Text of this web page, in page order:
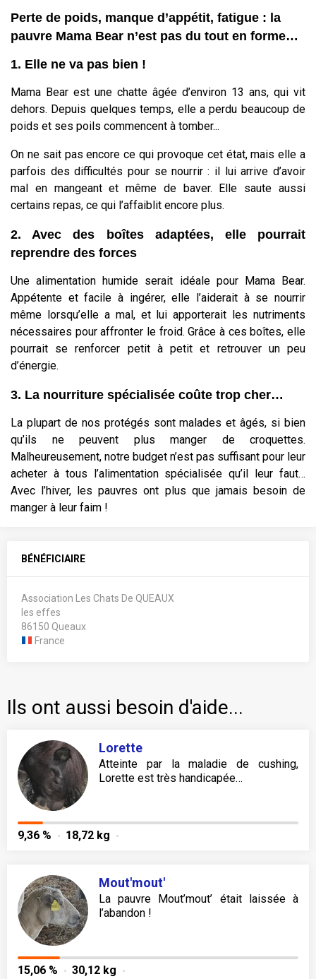
Perte de poids, manque d’appétit, fatigue : la
pauvre Mama Bear n’est pas du tout en forme…
1. Elle ne va pas bien !
Mama Bear est une chatte âgée d’environ 13 ans, qui vit
dehors. Depuis quelques temps, elle a perdu beaucoup de
poids et ses poils commencent à tomber...
On ne sait pas encore ce qui provoque cet état, mais elle a
parfois des difficultés pour se nourrir : il lui arrive d’avoir
mal en mangeant et même de baver. Elle saute aussi
certains repas, ce qui l’affaiblit encore plus.
2. Avec des boîtes adaptées, elle pourrait
reprendre des forces
Une alimentation humide serait idéale pour Mama Bear.
Appétente et facile à ingérer, elle l’aiderait à se nourrir
même lorsqu’elle a mal, et lui apporterait les nutriments
nécessaires pour affronter le froid. Grâce à ces boîtes, elle
pourrait se renforcer petit à petit et retrouver un peu
d’énergie.
3. La nourriture spécialisée coûte trop cher…
La plupart de nos protégés sont malades et âgés, si bien
qu’ils ne peuvent plus manger de croquettes.
Malheureusement, notre budget n’est pas suffisant pour leur
acheter à tous l’alimentation spécialisée qu’il leur faut…
Avec l’hiver, les pauvres ont plus que jamais besoin de
manger à leur faim !
BÉNÉFICIAIRE
Association Les Chats De QUEAUX
les effes
86150 Queaux
France
Ils ont aussi besoin d'aide...
Lorette
Atteinte par la maladie de cushing,
Lorette est très handicapée…
9,36 % 18,72 kg
Mout'mout'
La pauvre Mout’mout’ était laissée à
l’abandon !
15,06 % 30,12 kg